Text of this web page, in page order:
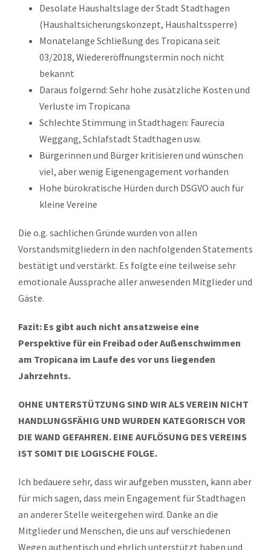
Desolate Haushaltslage der Stadt Stadthagen
(Haushaltsicherungskonzept, Haushaltssperre)
Monatelange Schließung des Tropicana seit
03/2018, Wiedereröffnungstermin noch nicht
bekannt
Daraus folgernd: Sehr hohe zusätzliche Kosten und
Verluste im Tropicana
Schlechte Stimmung in Stadthagen: Faurecia
Weggang, Schlafstadt Stadthagen usw.
Bürgerinnen und Bürger kritisieren und wünschen
viel, aber wenig Eigenengagement vorhanden
Hohe bürokratische Hürden durch DSGVO auch für
kleine Vereine
Die o.g. sachlichen Gründe wurden von allen
Vorstandsmitgliedern in den nachfolgenden Statements
bestätigt und verstärkt. Es folgte eine teilweise sehr
emotionale Aussprache aller anwesenden Mitglieder und
Gäste.
Fazit: Es gibt auch nicht ansatzweise eine
Perspektive für ein Freibad oder Außenschwimmen
am Tropicana im Laufe des vor uns liegenden
Jahrzehnts.
OHNE UNTERSTÜTZUNG SIND WIR ALS VEREIN NICHT
HANDLUNGSFÄHIG UND WURDEN KATEGORISCH VOR
DIE WAND GEFAHREN. EINE AUFLÖSUNG DES VEREINS
IST SOMIT DIE LOGISCHE FOLGE.
Ich bedauere sehr, dass wir aufgeben mussten, kann aber
für mich sagen, dass mein Engagement für Stadthagen
an anderer Stelle weitergehen wird. Danke an die
Mitglieder und Menschen, die uns auf verschiedenen
Wegen authentisch und ehrlich unterstützt haben und